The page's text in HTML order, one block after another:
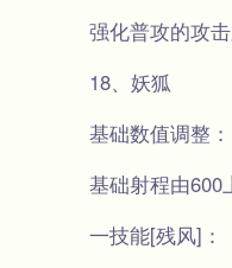
强化普攻的攻击
18、妖狐
基础数值调整：
基础射程由600上
一技能[残风]：